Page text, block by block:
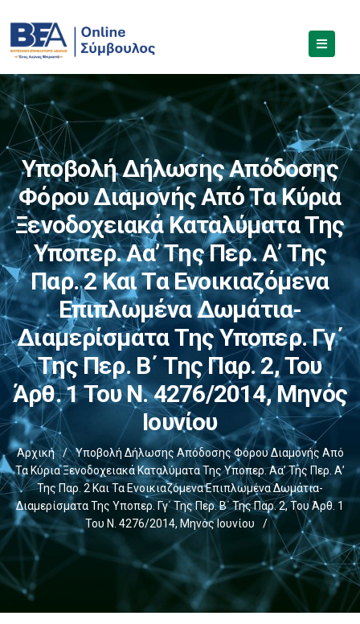
Υποβολή Δήλωσης Απόδοσης
Φόρου Διαμονής Από Τα Κύρια
Ξενοδοχειακά Καταλύματα Της
Υποπερ. Αα’ Της Περ. Α’ Της
Παρ. 2 Και Τα Ενοικιαζόμενα
Επιπλωμένα Δωμάτια-
Διαμερίσματα Της Υποπερ. Γγ΄
Της Περ. Β΄ Της Παρ. 2, Του
Άρθ. 1 Του Ν. 4276/2014, Μηνός
Ιουνίου
Αρχική /
Υποβολή Δήλωσης Απόδοσης Φόρου Διαμονής Από
Τα Κύρια Ξενοδοχειακά Καταλύματα Της Υποπερ. Αα’ Της Περ. Α’
Της Παρ. 2 Και Τα Ενοικιαζόμενα Επιπλωμένα Δωμάτια-
Διαμερίσματα Της Υποπερ. Γγ΄ Της Περ. Β΄ Της Παρ. 2, Του Άρθ. 1
Του Ν. 4276/2014, Μηνός Ιουνίου
/